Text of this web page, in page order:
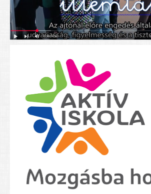
eKréta
Diákigazolvány igénylése
Mindennapos testnevelés
Tartós tankönyvek
Nyolcadikosainknak
Kréta szülői segédlet
Felsős taneszközlista
BEISKOLÁZÁS 2026